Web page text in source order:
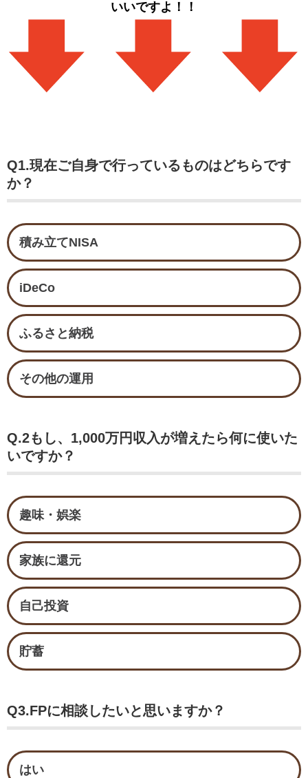
いいですよ！！
Q1.現在ご自身で行っているものはどちらです
か？
積み立てNISA
iDeCo
ふるさと納税
その他の運用
Q.2もし、1,000万円収入が増えたら何に使いた
いですか？
趣味・娯楽
家族に還元
自己投資
貯蓄
Q3.FPに相談したいと思いますか？
はい